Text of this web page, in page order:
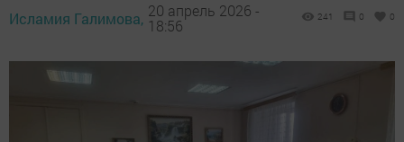
Исламия Галимова, 20 апрель 2026 -
18:56
241 0 0